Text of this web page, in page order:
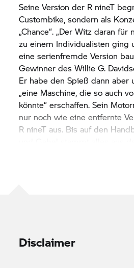
Seine Version der R nineT
Custombike, sondern als
„Chance“. „Der Witz daran
zu einem Individualisten ging
eine serienfremde Version
Gewinner des Willie G.
Er habe den Spieß dann aber
„eine Maschine, die so auch
könnte“ erschaffen. Sein
nur noch wie eine entfernte
R nineT aus. Bis auf den
Händen des Blechmanns.
Hühnerkopf erinnert“, erzählt
Disclaimer